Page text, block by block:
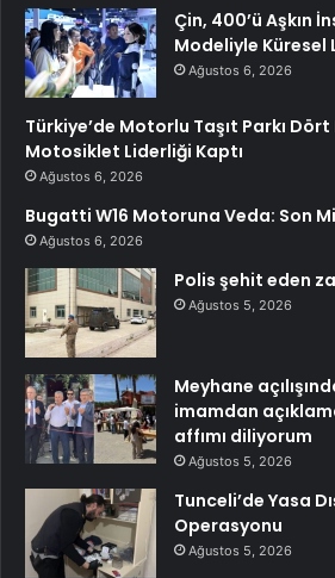
Çin, 400’ü Aşkın
Modeliyle Küresel
Ağustos 6, 2026
Türkiye’de Motorlu Taşıt Parkı
Motosiklet Liderliği Kaptı
Ağustos 6, 2026
Bugatti W16 Motoruna Veda: Son
Ağustos 6, 2026
Polis şehit eden
Ağustos 5, 2026
Meyhane
imamdan
affımı diliyorum
Ağustos 5, 2026
Tunceli’de Yasa
Operasyonu
Ağustos 5, 2026